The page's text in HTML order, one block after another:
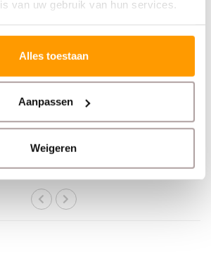
van uw gebruik van hun services.
Alles toestaan
Aanpassen
Weigeren
met stand en USB
kabel
€95,00
Stukprijs: €85,00 /